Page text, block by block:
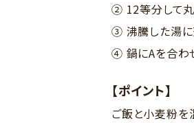
② 12等分して丸
③ 沸騰した湯に
④ 鍋にAを合わ
【ポイント】
ご飯と小麦粉を